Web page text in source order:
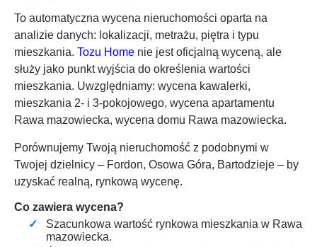
To automatyczna wycena nieruchomości oparta na
analizie danych: lokalizacji, metrażu, piętra i typu
mieszkania. Tozu Home nie jest oficjalną wyceną, ale
służy jako punkt wyjścia do określenia wartości
mieszkania. Uwzględniamy: wycena kawalerki,
mieszkania 2- i 3-pokojowego, wycena apartamentu
Rawa mazowiecka, wycena domu Rawa mazowiecka.
Porównujemy Twoją nieruchomość z podobnymi w
Twojej dzielnicy – Fordon, Osowa Góra, Bartodzieje – by
uzyskać realną, rynkową wycenę.
Co zawiera wycena?
Szacunkowa wartość rynkowa mieszkania w Rawa
mazowiecka.